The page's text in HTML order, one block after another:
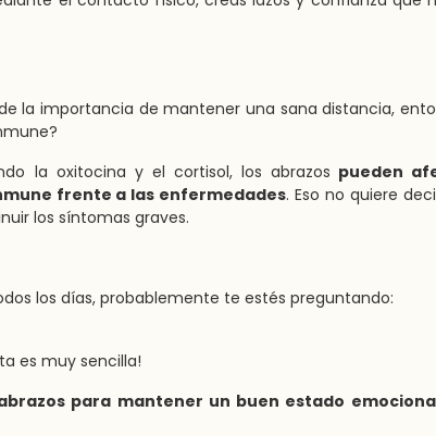
la importancia de mantener una sana distancia,
la oxitocina y el cortisol, los abrazos pueden
frente a las enfermedades. Eso no quiere
los síntomas graves.
los días, probablemente te estés preguntando:
es muy sencilla!
para mantener un buen estado